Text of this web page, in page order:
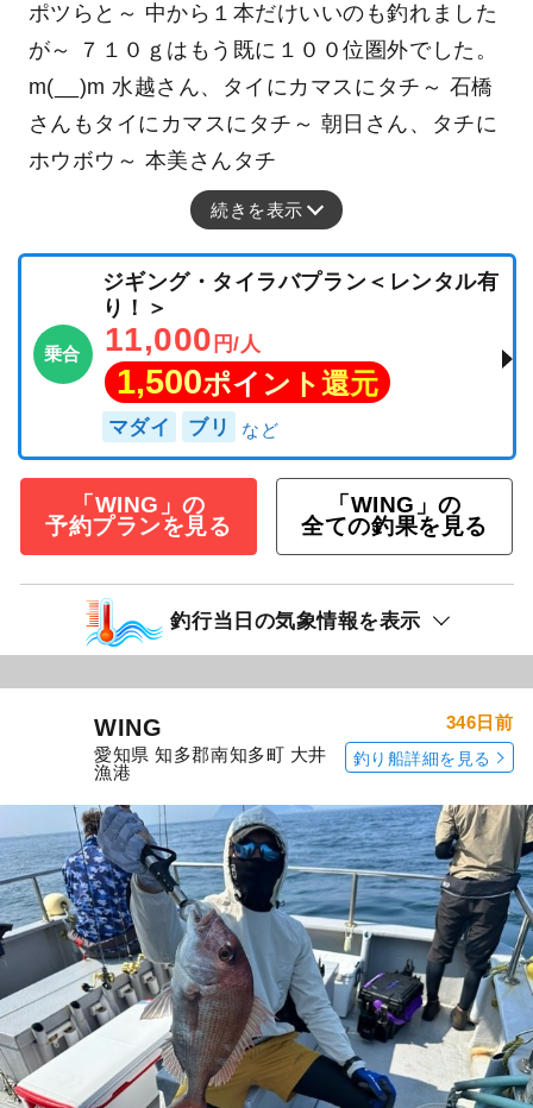
ポツらと～ 中から１本だけいいのも釣れました
が～ ７１０ｇはもう既に１００位圏外でした。
m(__)m 水越さん、タイにカマスにタチ～ 石橋
さんもタイにカマスにタチ～ 朝日さん、タチに
ホウボウ～ 本美さんタチ
続きを表示
乗合
ジギング・タイラバプラン＜レンタル有
り！＞
11,000 円/人
1,500ポイント還元
マダイ ブリ
「WING」の
予約プランを見る
「WING」の
全ての釣果を見る
釣行当日の気象情報を表示
WING
愛知県 知多郡南知多町 大井
漁港
346日前
釣り船詳細を見る